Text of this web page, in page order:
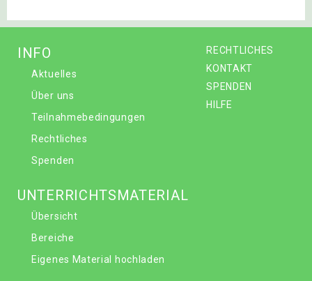
RECHTLICHES
KONTAKT
SPENDEN
HILFE
INFO
Aktuelles
Über uns
Teilnahmebedingungen
Rechtliches
Spenden
UNTERRICHTSMATERIAL
Übersicht
Bereiche
Eigenes Material hochladen